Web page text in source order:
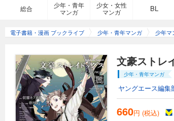
総合
少年・青年
マンガ
少女・女性
マンガ
BL
電子書籍・漫画 ブックライブ 少年・青年マンガ 少年マ
文豪ストレ
少年・青年マンガ
ヤングエース編集
660円 (税込)